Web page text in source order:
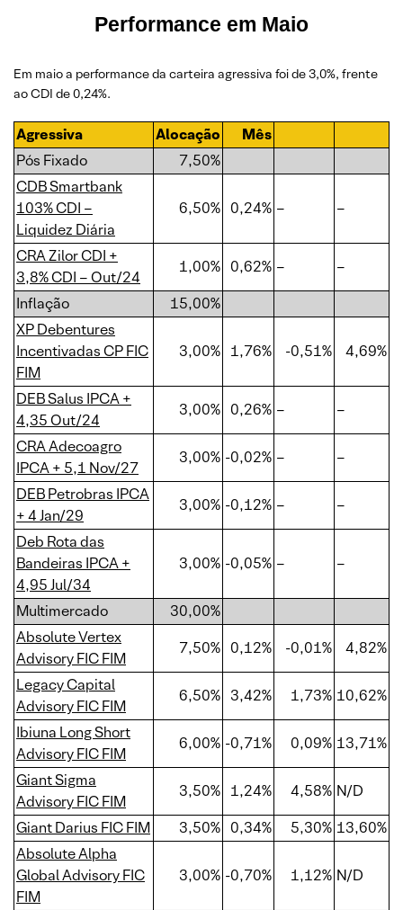
Performance em Maio
Em maio a performance da carteira agressiva foi de 3,0%, frente
ao CDI de 0,24%.
Agressiva Alocação
Mês
Pós Fixado
7,50%
CDB Smartbank
103% CDI –
Liquidez Diária
6,50% 0,24% – –
CRA Zilor CDI +
3,8% CDI – Out/24
1,00% 0,62% –
–
Inflação
15,00%
XP Debentures
Incentivadas CP FIC
FIM
3,00% 1,76% -0,51% 4,69%
DEB Salus IPCA +
4,35 Out/24
3,00% 0,26% –
–
CRA Adecoagro
IPCA + 5,1 Nov/27
3,00% -0,02% –
–
DEB Petrobras IPCA
+ 4 Jan/29
3,00% -0,12% –
–
Deb Rota das
Bandeiras IPCA +
4,95 Jul/34
3,00% -0,05% – –
Multimercado
30,00%
Absolute Vertex
Advisory FIC FIM
7,50% 0,12% -0,01%
4,82%
Legacy Capital
Advisory FIC FIM
6,50% 3,42% 1,73% 10,62%
Ibiuna Long Short
Advisory FIC FIM
6,00% -0,71% 0,09% 13,71%
Giant Sigma
Advisory FIC FIM
3,50% 1,24% 4,58% N/D
Giant Darius FIC FIM
3,50% 0,34% 5,30% 13,60%
Absolute Alpha
Global Advisory FIC
FIM
3,00% -0,70% 1,12% N/D